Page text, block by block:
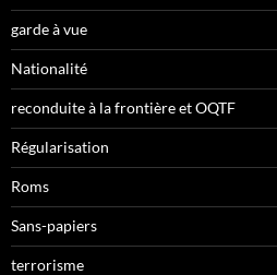
garde à vue
Nationalité
reconduite à la frontière et OQTF
Régularisation
Roms
Sans-papiers
terrorisme